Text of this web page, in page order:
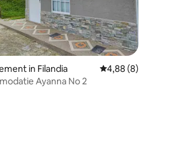
van 4,5 op 5, 6 recensies
in Filandia Gemiddelde
4,88 (8)
Ayanna No 2